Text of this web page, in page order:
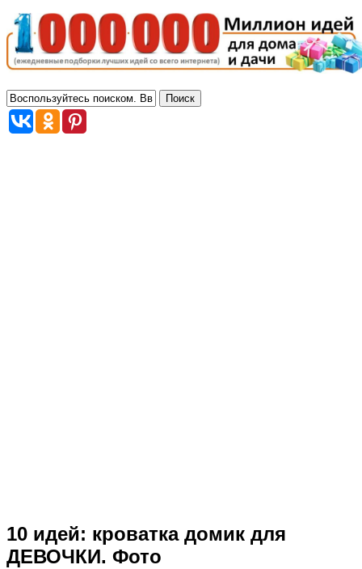
10 идей: кроватка домик для
ДЕВОЧКИ. Фото